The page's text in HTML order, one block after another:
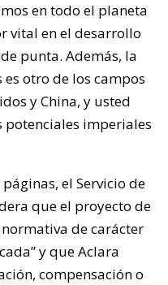
en todo el planeta
vital en el desarrollo
punta. Además, la
otro de los campos
y China, y usted
potenciales imperiales
el Servicio de
que el proyecto de
de carácter
y que Aclara
compensación o